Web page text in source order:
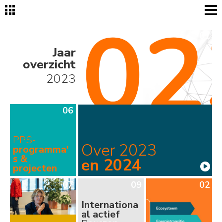
Jaar
overzicht
2023
PPS-
programma'
s &
projecten
06

Over 2023
en 2024
07
Internationa
al actief
09 02